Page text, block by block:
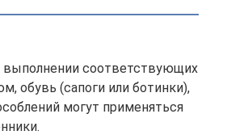
выполнении соответствующих
обувь (сапоги или ботинки),
могут применяться